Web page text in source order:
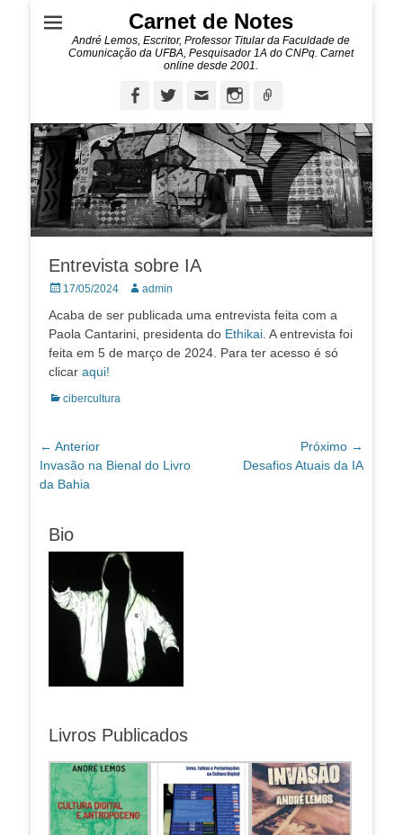
Carnet de Notes
André Lemos, Escritor, Professor Titular da Faculdade de
Comunicação da UFBA, Pesquisador 1A do CNPq. Carnet
online desde 2001.
FacebookTwitterEmail Instagram
Entrevista sobre IA
Posted
17/05/2024 Autor:admin
Acaba de ser publicada uma entrevista feita com a
Paola Cantarini, presidenta do Ethikai. A entrevista foi
feita em 5 de março de 2024. Para ter acesso é só
clicar aqui!
Categorias:
cibercultura
Navegação
de
Post
← Anterior
Post
anterior:
Invasão na Bienal do Livro
da Bahia
Próximo →
PróximoDesafios Atuais da IA
Bio
Livros Publicados